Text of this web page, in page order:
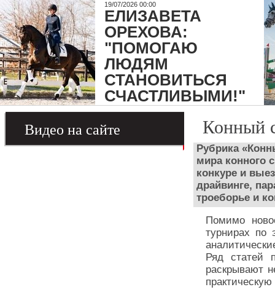
19/07/2026 00:00
ЕЛИЗАВЕТА
ОРЕХОВА:
"ПОМОГАЮ
ЛЮДЯМ
СТАНОВИТЬСЯ
СЧАСТЛИВЫМИ!"
Видео на сайте Конный
Рубрика
мира конного
конкуре и
драйвинге,
троеборье и
Помимо
турнирах по
Ряд статей
раскрывают